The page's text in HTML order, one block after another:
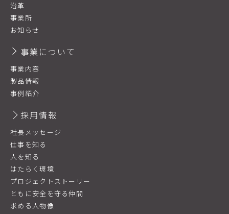
沿革
事業所
お知らせ
事業について
事業内容
製品情報
事例紹介
採用情報
社長メッセージ
仕事を知る
人を知る
はたらく環境
プロジェクトストーリー
ともに安全を守る仲間
求める人物像